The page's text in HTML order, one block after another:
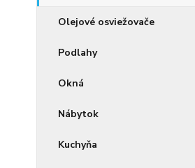
Olejové osviežovače
Podlahy
Okná
Nábytok
Kuchyňa